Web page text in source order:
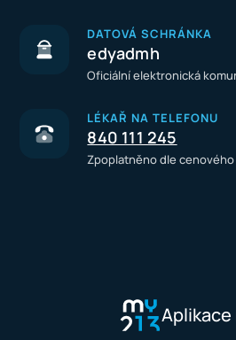
DATOVÁ SCHRÁNKA
edyadmh
Oficiální elektronická
LÉKAŘ NA TELEFONU
840 111 245
Zpoplatněno dle
Aplikace